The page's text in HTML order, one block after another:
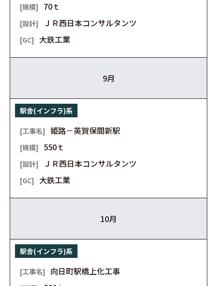
70ｔ
ＪＲ西日本コンサルタンツ
大鉄工業
9月
駅舎(インフラ)系
姫路－英賀保間新駅
550ｔ
ＪＲ西日本コンサルタンツ
大鉄工業
10月
駅舎(インフラ)系
向日町駅橋上化工事